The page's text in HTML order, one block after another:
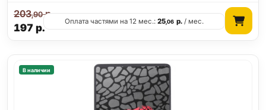
197 р.
203,90р.
Оплата частями на 12 мес.:25,06 р./ мес.
В наличии